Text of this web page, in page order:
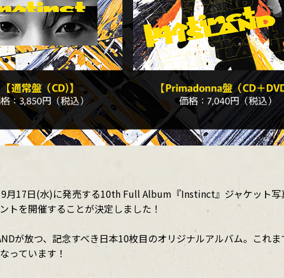
月17日(水)に発売する10th Full Album『Instinct』ジャケット写
トを開催することが決定しました！
が放つ、記念すべき日本10枚目のオリジナルアルバム。これ
っています！